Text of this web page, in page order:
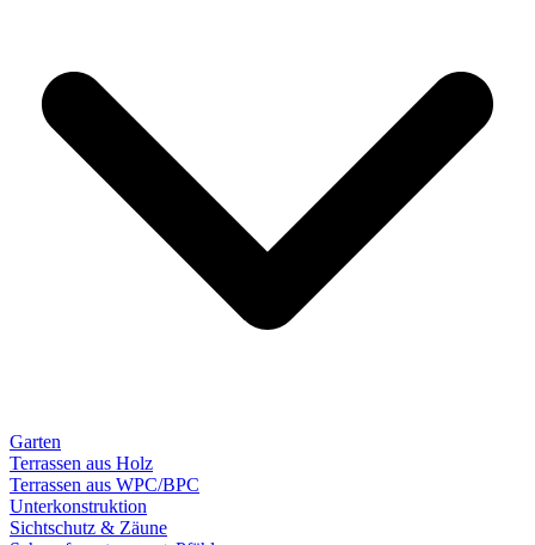
Garten
Terrassen aus Holz
Terrassen aus WPC/BPC
Unterkonstruktion
Sichtschutz & Zäune